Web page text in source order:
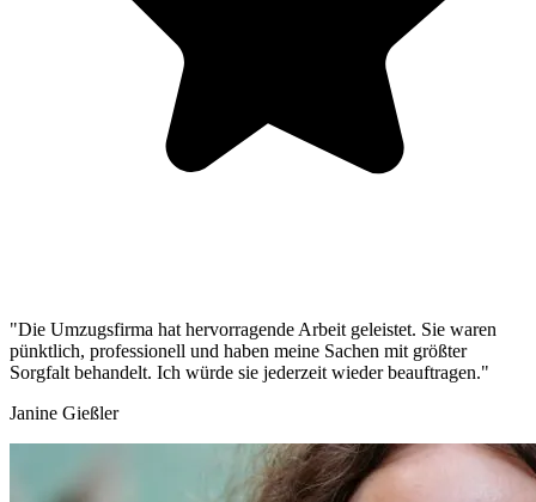
"Die Umzugsfirma hat hervorragende Arbeit geleistet. Sie waren
pünktlich, professionell und haben meine Sachen mit größter
Sorgfalt behandelt. Ich würde sie jederzeit wieder beauftragen."
Janine Gießler